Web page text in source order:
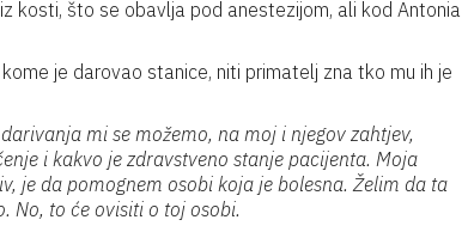
kosti, što se obavlja pod anestezijom, ali kod Antonia
je darovao stanice, niti primatelj zna tko mu ih je
mi se možemo, na moj i njegov zahtjev,
i kakvo je zdravstveno stanje pacijenta. Moja
je da pomognem osobi koja je bolesna. Želim da ta
No, to će ovisiti o toj osobi.